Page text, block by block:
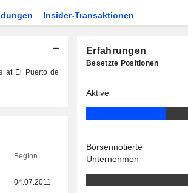
Insider-Transaktionen
at El Puerto de
Beginn
04.07.2011
Erfahrungen
Besetzte Positionen
Aktive
Börsennotierte
Unternehmen